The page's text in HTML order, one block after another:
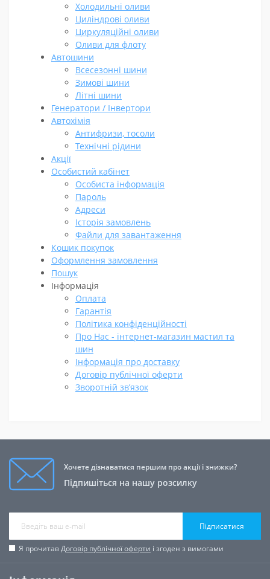
Холодильні оливи
Циліндрові оливи
Циркуляційні оливи
Оливи для флоту
Автошини
Всесезонні шини
Зимові шини
Літні шини
Генератори / Інвертори
Автохімія
Антифризи, тосоли
Технічні рідини
Акції
Особистий кабінет
Особиста інформація
Пароль
Адреси
Історія замовлень
Файли для завантаження
Кошик покупок
Оформлення замовлення
Пошук
Інформація
Oплата
Гарантія
Політика конфіденційності
Про Нас - інтернет-магазин мастил та
шин
Інформація про доставку
Договір публічної оферти
Зворотній зв’язок
Хочете дізнаватися першим про акції і знижки?
Підпишіться на нашу розсилку
Підписатися
Я прочитавДоговір публічної оферти і згоден з вимогами